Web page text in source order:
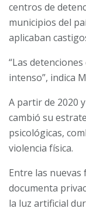
centros de
municipios del
aplicaban
“Las
intenso”, indica
A partir de 2020
cambió su
psicológicas,
violencia física.
Entre las
documenta
la luz artificial